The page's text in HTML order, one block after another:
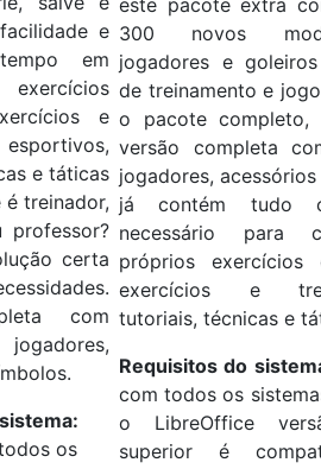
e
em
e
e táticas
é treinador,
professor?
certa
com
.
os
este pacote extra
300 novos
jogadores e
de treinamento e
o pacote completo,
versão completa
jogadores,
já contém tudo
necessário para
próprios exercícios
exercícios e
tutoriais, técnicas e
Requisitos do
com todos os
o LibreOffice
superior é